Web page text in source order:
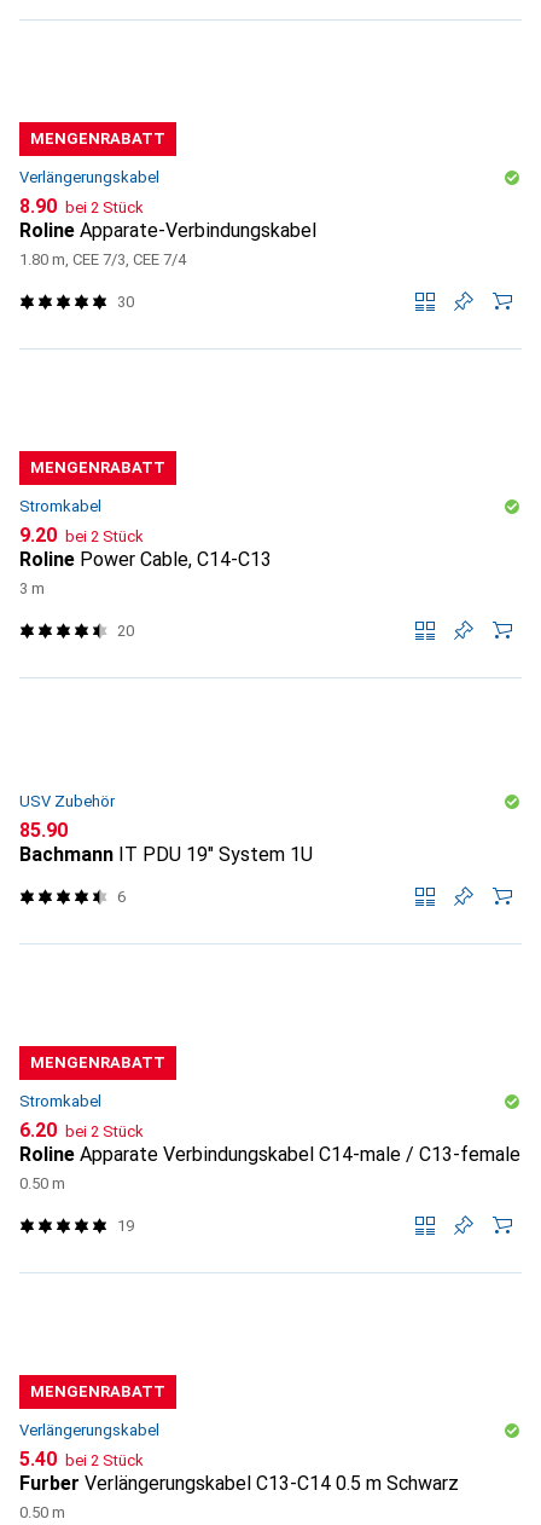
MENGENRABATT
Verlängerungskabel
CHF
8.90 bei 2 Stück
Roline Apparate-Verbindungskabel
1.80 m, CEE 7/3, CEE 7/4
30
MENGENRABATT
Stromkabel
CHF
9.20 bei 2 Stück
Roline Power Cable, C14-C13
3 m
20
USV Zubehör
CHF
85.90
Bachmann IT PDU 19" System 1U
6
MENGENRABATT
Stromkabel
CHF
6.20 bei 2 Stück
Roline Apparate Verbindungskabel C14-male / C13-female
0.50 m
19
MENGENRABATT
Verlängerungskabel
CHF
5.40 bei 2 Stück
Furber Verlängerungskabel C13-C14 0.5 m Schwarz
0.50 m